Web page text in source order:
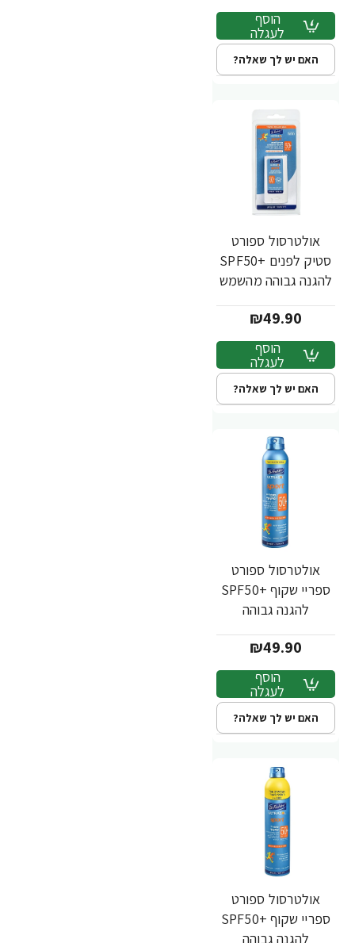
הוסף
לעגלה
האם יש לך שאלה?
אולטרסול ספורט
סטיק לפנים +SPF50
להגנה גבוהה מהשמש
ד"ר פישר
₪49.90
הוסף
לעגלה
האם יש לך שאלה?
אולטרסול ספורט
ספריי שקוף +SPF50
להגנה גבוהה
ד"ר פישר
₪49.90
הוסף
לעגלה
האם יש לך שאלה?
אולטרסול ספורט
ספריי שקוף +SPF50
להגנה גבוהה